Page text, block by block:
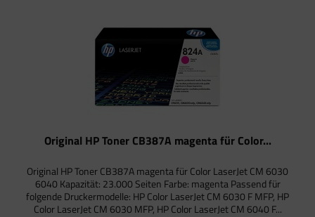
Original HP Toner CB387A magenta für Color...
Original HP Toner CB387A magenta für Color LaserJet CM 6030
6040 Kapazität: 23.000 Seiten Farbe: magenta Passend für
folgende Druckermodelle: HP Color LaserJet CM 6030 F MFP, HP
Color LaserJet CM 6030 MFP, HP Color LaserJet CM 6040 F...